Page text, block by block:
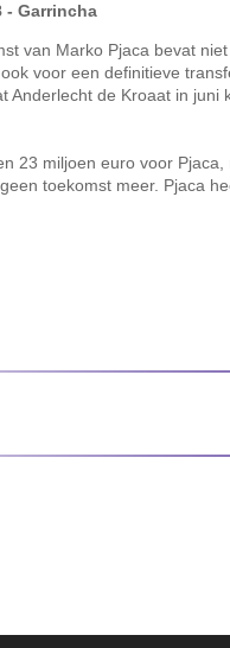
- Garrincha
van Marko Pjaca bevat
voor een definitieve
Anderlecht de Kroaat in juni
23 miljoen euro voor Pjaca,
toekomst meer. Pjaca